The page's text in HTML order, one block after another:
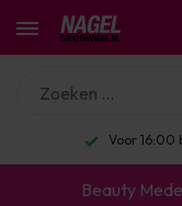
Voor 16:00
Beauty